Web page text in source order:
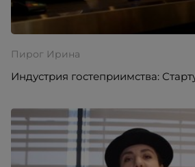
Пирог Ирина
Индустрия гостеприимства: